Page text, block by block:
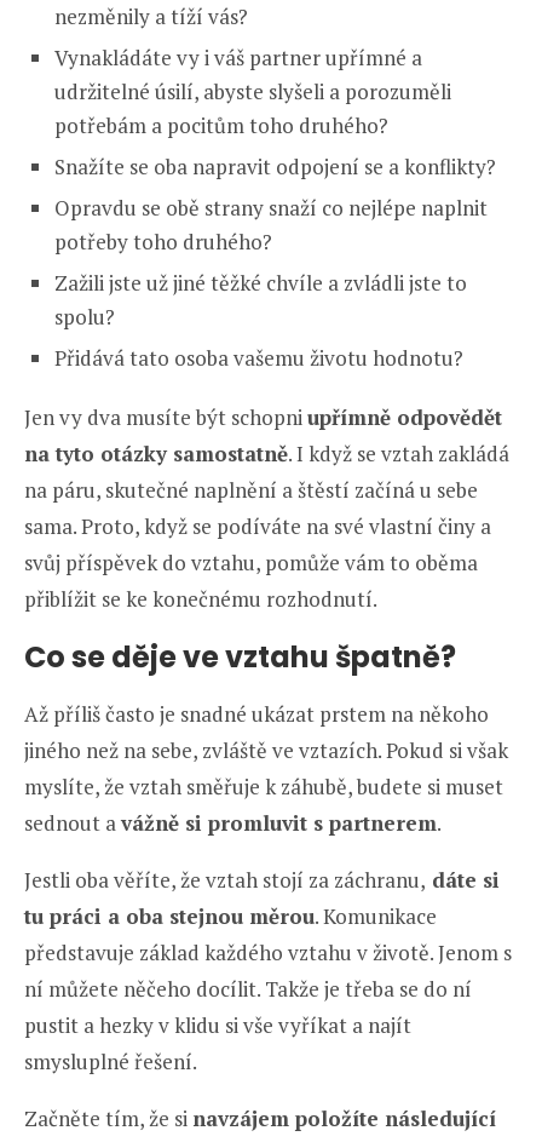
nezměnily a tíží vás?
Vynakládáte vy i váš partner upřímné a
udržitelné úsilí, abyste slyšeli a porozuměli
potřebám a pocitům toho druhého?
Snažíte se oba napravit odpojení se a konflikty?
Opravdu se obě strany snaží co nejlépe naplnit
potřeby toho druhého?
Zažili jste už jiné těžké chvíle a zvládli jste to
spolu?
Přidává tato osoba vašemu životu hodnotu?
Jen vy dva musíte být schopniupřímně odpovědět
na tyto otázky samostatně. I když se vztah zakládá
na páru, skutečné naplnění a štěstí začíná u sebe
sama. Proto, když se podíváte na své vlastní činy a
svůj příspěvek do vztahu, pomůže vám to oběma
přiblížit se ke konečnému rozhodnutí.
Co se děje ve vztahu špatně?
Až příliš často je snadné ukázat prstem na někoho
jiného než na sebe, zvláště ve vztazích. Pokud si však
myslíte, že vztah směřuje k záhubě, budete si muset
sednout avážně si promluvit s partnerem.
Jestli oba věříte, že vztah stojí za záchranu, dáte si
tu práci a oba stejnou měrou. Komunikace
představuje základ každého vztahu v životě. Jenom s
ní můžete něčeho docílit. Takže je třeba se do ní
pustit a hezky v klidu si vše vyříkat a najít
smysluplné řešení.
Začněte tím, že si navzájem položíte následující